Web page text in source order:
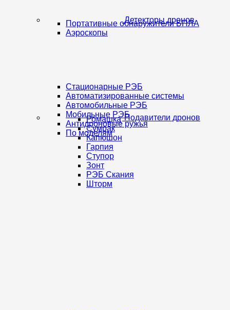
Детекторы дронов
Портативные обнаружители БПЛА
Аэроскопы
Подавители дронов
Стационарные РЭБ
Автоматизированные системы
Автомобильные РЭБ
Мобильные РЭБ
Антидроновые ружья
По моделям
Ромашка
Сумрак
Капюшон
Гарпия
Ступор
Зонт
РЭБ Скания
Шторм